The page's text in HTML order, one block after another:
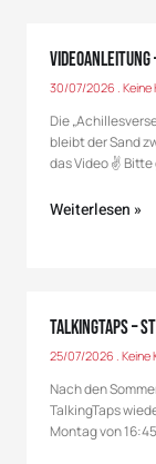
Videoanleitung
30/07/2026 Keine
Die
bleibt der Sand
das Video ✌
Weiterlesen »
TalkingTaps –
25/07/2026 Keine
Nach den
TalkingTaps
Montag von